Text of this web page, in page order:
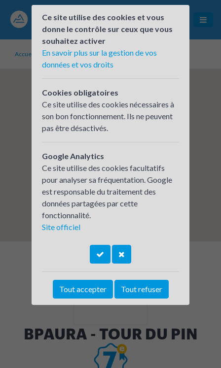
Accueil Établissements inscrits BPAURA - TOUR DU PIN
BPAURA - TOUR DU PIN
Ce site utilise des cookies et vous
donne le contrôle sur ceux que vous
souhaitez activer
En savoir plus sur la gestion de vos
données et vos droits
Cookies obligatoires
Ce site utilise des cookies nécessaires à
son bon fonctionnement. Ils ne peuvent
pas être désactivés.
Google Analytics
Ce site utilise des cookies facultatifs
pour analyser sa fréquentation. Google
est responsable du traitement des
données partagées par cette
fonctionnalité.
Site officiel
Tout accepter Tout refuser